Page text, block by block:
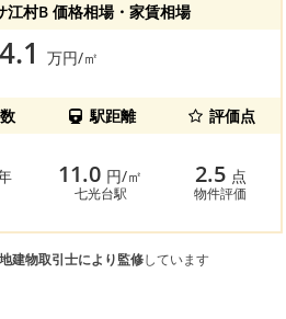
江村B 価格相場・家賃相場
万円/㎡
駅距離 評価点
11.0 円/㎡
七光台駅
2.5 点
物件評価
建物取引士により監修しています